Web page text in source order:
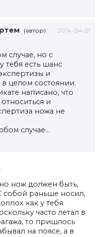
(автор)
2014-04-21
случае, но с
тебя есть шанс
и
целом состоянии.
написано, что
и
ножа не
случае…
нож должен быть,
собой раньше носил,
как у тебя.
часто летал в
то пришлось
на поясе, а в